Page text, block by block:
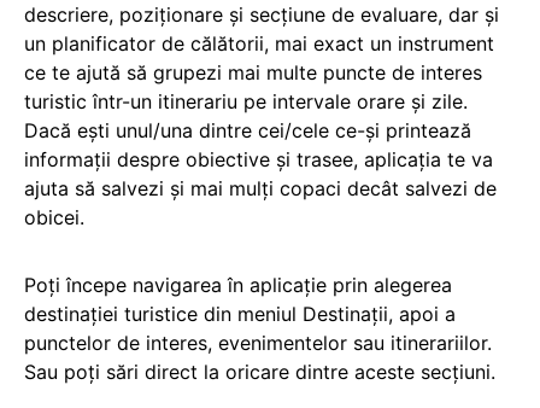
descriere, poziționare și secțiune de evaluare, dar și
un planificator de călătorii, mai exact un instrument
ce te ajută să grupezi mai multe puncte de interes
turistic într-un itinerariu pe intervale orare și zile.
Dacă ești unul/una dintre cei/cele ce-și printează
informații despre obiective și trasee, aplicația te va
ajuta să salvezi și mai mulți copaci decât salvezi de
obicei.
Poți începe navigarea în aplicație prin alegerea
destinației turistice din meniul Destinații, apoi a
punctelor de interes, evenimentelor sau itinerariilor.
Sau poți sări direct la oricare dintre aceste secțiuni.